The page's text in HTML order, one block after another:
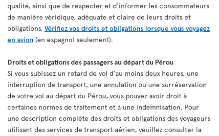
qualité, ainsi que de respecter et d'informer les consommateurs
de manière véridique, adéquate et claire de leurs droits et
obligations. Vérifiez vos droits et obligations lorsque vous voyagez
en avion (en espagnol seulement).
Droits et obligations des passagers au départ du Pérou
Si vous subissez un retard de vol d'au moins deux heures, une
interruption de transport, une annulation ou une surréservation
de votre vol au départ du Pérou, vous pouvez avoir droit à
certaines normes de traitement et à une indemnisation. Pour
une description complète des droits et obligations des voyageurs
utilisant des services de transport aérien, veuillez consulter la